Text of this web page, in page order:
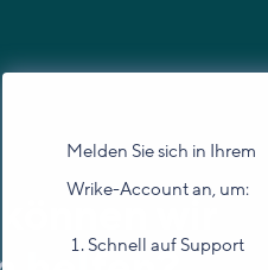
Melden Sie sich in Ihrem
Wrike-Account an, um:
Schnell auf Support
wir